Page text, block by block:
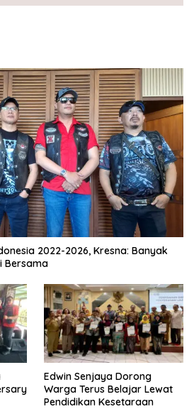
2022-2026, Kresna: Banyak
Bersama
Edwin Senjaya Dorong
Warga Terus Belajar Lewat
Pendidikan Kesetaraan